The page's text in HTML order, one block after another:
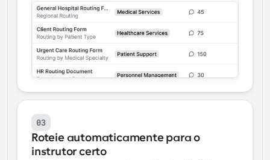
03
Roteie automaticamente para o
instrutor certo